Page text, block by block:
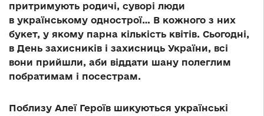
притримують родичі, суворі люди
в українському однострої… В кожного з них
букет, у якому парна кількість квітів. Сьогодні,
в День захисників і захисниць України, всі
вони прийшли, аби віддати шану полеглим
побратимам і посестрам.
Поблизу Алеї Героїв шикуються українські